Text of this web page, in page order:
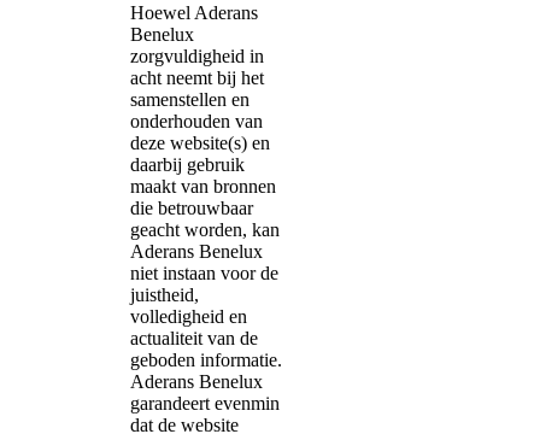
Hoewel Aderans
Benelux
zorgvuldigheid in
acht neemt bij het
samenstellen en
onderhouden van
deze website(s) en
daarbij gebruik
maakt van bronnen
die betrouwbaar
geacht worden, kan
Aderans Benelux
niet instaan voor de
juistheid,
volledigheid en
actualiteit van de
geboden informatie.
Aderans Benelux
garandeert evenmin
dat de website